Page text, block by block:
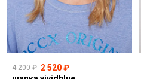
4 200 ₽ 2 520 ₽